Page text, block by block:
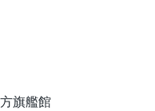
旗艦館